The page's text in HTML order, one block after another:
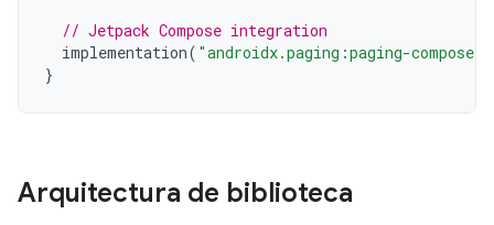
// Jetpack Compose integration
implementation( "androidx.paging:paging-compose:
}
Arquitectura de biblioteca